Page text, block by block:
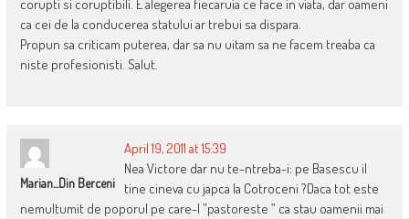
corupti si coruptibili. E alegerea fiecaruia ce face in viata, dar oameni
ca cei de la conducerea statului ar trebui sa dispara.
Propun sa criticam puterea, dar sa nu uitam sa ne facem treaba ca
niste profesionisti. Salut.
Marian...din Berceni
April 19, 2011 at 15:39
Nea Victore dar nu te-ntreba-i: pe Basescu il
tine cineva cu japca la Cotroceni ?Daca tot este
nemultumit de poporul pe care-l ”pastoreste ” ca stau oamenii mai